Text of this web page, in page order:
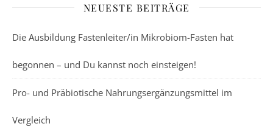
NEUESTE BEITRÄGE
Die Ausbildung Fastenleiter/in Mikrobiom-Fasten hat
begonnen – und Du kannst noch einsteigen!
Pro- und Präbiotische Nahrungsergänzungsmittel im
Vergleich